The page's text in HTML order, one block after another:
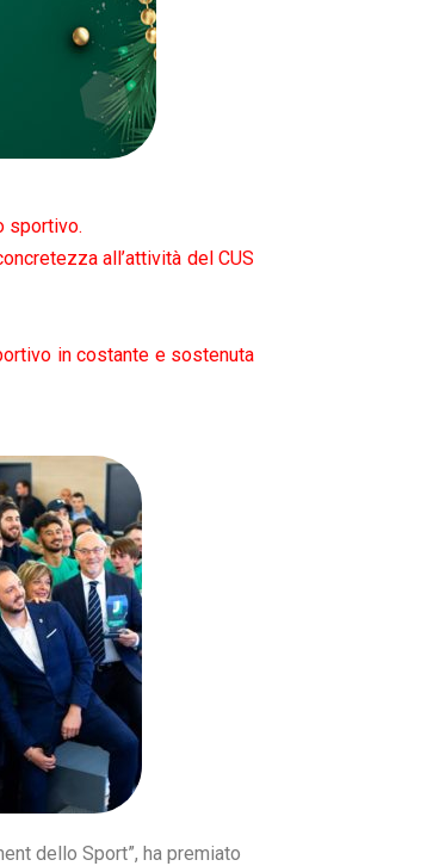
sportivo.
all’attività del CUS
in costante e sostenuta
dello Sport”, ha premiato